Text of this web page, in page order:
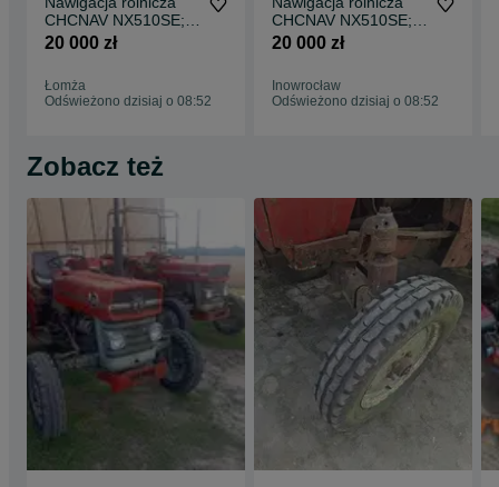
CHCNAV NX510SE;
NX610; NX612
20 000 zł
Łomża
Odświeżono dzisiaj o 08:52
CHCNAV NX510SE;
NX610; NX612
20 000 zł
Inowrocław
Odświeżono dzisiaj o 08:52
Zobacz też